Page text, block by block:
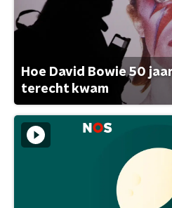
Hoe David Bowie 50
terecht kwam